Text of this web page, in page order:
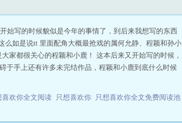
始写的时候貌似是今年的事情了，到后来我想写的东西
么如是说tt 里面配角大概最抢戏的属何允静、程颖和孙小
家都很关心的程颖和小鹿！ 这本后来又开始写的时候，
于手上还有许多未完结作品，程颖和小鹿到底什么时候
喜欢你全文阅读 只想喜欢你
只想喜欢你全文免费阅读池